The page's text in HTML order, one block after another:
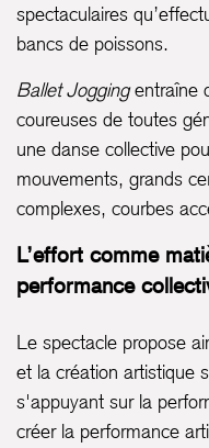
spectaculaires
bancs de poissons.
Ballet Joggingentraîne
coureuses de toutes
une danse collective
mouvements, grands
complexes, courbes
L’effort comme
performance
Le spectacle propose
et la création artistique
s'appuyant sur la
créer la performance